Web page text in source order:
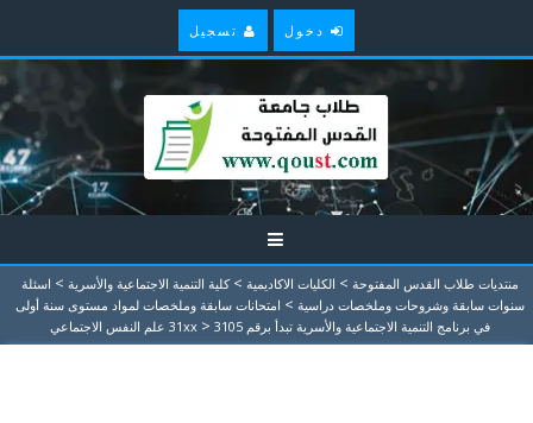
دخول تسجيل
منتديات طلاب القدس المفتوحة > الكليات الاكاديمية > كلية التنمية الاجتماعية والأسرية > اسئلة
سنوات سابقة وشروحات وملخصات دراسية > امتحانات سابقة وملخصات لمواد مستوى سنة أولى
في برنامج التنمية الاجتماعية والأسرية تبدأ برقم 31xx
> 3105 علم النفس الاجتماعي